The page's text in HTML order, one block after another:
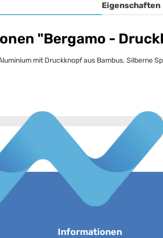
Eigenschaften
"Bergamo -
mit Druckknopf aus Bambus. Silberne
Informationen